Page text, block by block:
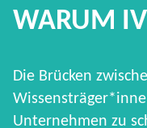
WARUM
Die Brücken
Unternehmen zu